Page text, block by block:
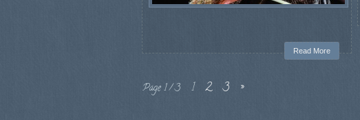
Read More
Page 1 / 3 1 2 3 »